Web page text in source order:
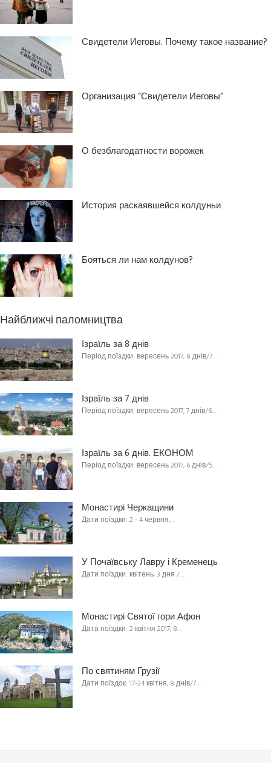
Свидетели Иеговы. Почему такое название?
Организация “Свидетели Иеговы”
О безблагодатности ворожек
История раскаявшейся колдуньи
Бояться ли нам колдунов?
Найближчі паломництва
Ізраїль за 8 днів
Період поїздки: вересень 2017, 8 днів/7…
Ізраїль за 7 днів
Період поїздки: вересень 2017, 7 днів/6…
Ізраїль за 6 днів. ЕКОНОМ
Період поїздки: вересень 2017, 6 днів/5…
Монастирі Черкащини
Дати поїздки: 2 - 4 червня,…
У Почаївську Лавру і Кременець
Дати поїздки: квітень, 3 дня /…
Монастирі Святої гори Афон
Дата поїздки: 2 квітня 2017, 8…
По святиням Грузії
Дати поїздок: 17-24 квітня, 8 днів/7…